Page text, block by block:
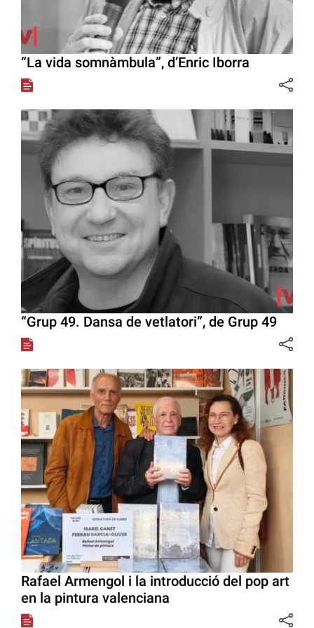
“La vida somnàmbula”, d’Enric Iborra
“Grup 49. Dansa de vetlatori”, de Grup 49
Rafael Armengol i la introducció del pop art
en la pintura valenciana